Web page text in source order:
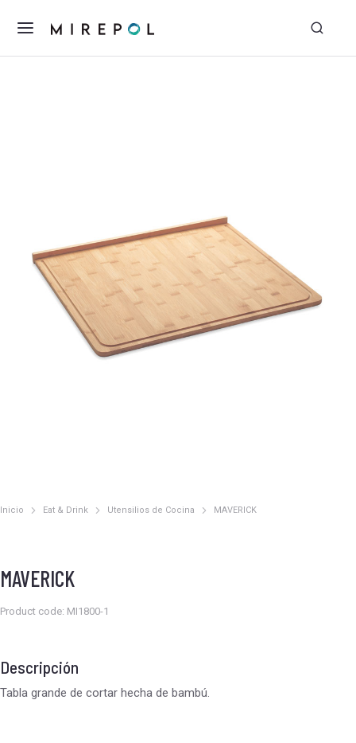
Estás aquí:
Inicio Eat & Drink Utensilios de Cocina MAVERICK
MAVERICK
Product code: MI1800-1
Descripción
Tabla grande de cortar hecha de bambú.